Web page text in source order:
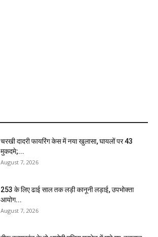
चरखी दादरी फायरिंग केस में नया खुलासा, घायलों पर 43
मुकदमे;...
August 7, 2026
₹253 के लिए ढाई साल तक लड़ी कानूनी लड़ाई, उपभोक्ता
आयोग...
August 7, 2026